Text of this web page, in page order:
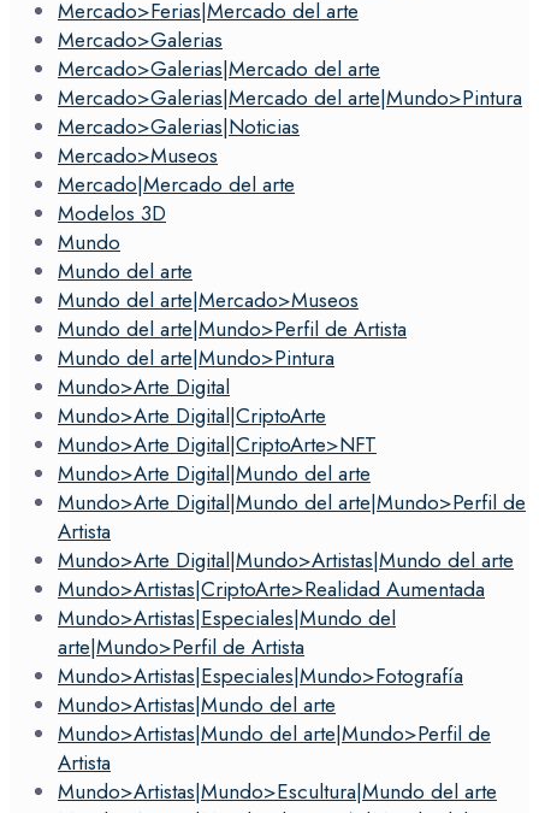
Mercado>Ferias|Mercado del arte
Mercado>Galerias
Mercado>Galerias|Mercado del arte
Mercado>Galerias|Mercado del arte|Mundo>Pintura
Mercado>Galerias|Noticias
Mercado>Museos
Mercado|Mercado del arte
Modelos 3D
Mundo
Mundo del arte
Mundo del arte|Mercado>Museos
Mundo del arte|Mundo>Perfil de Artista
Mundo del arte|Mundo>Pintura
Mundo>Arte Digital
Mundo>Arte Digital|CriptoArte
Mundo>Arte Digital|CriptoArte>NFT
Mundo>Arte Digital|Mundo del arte
Mundo>Arte Digital|Mundo del arte|Mundo>Perfil de
Artista
Mundo>Arte Digital|Mundo>Artistas|Mundo del arte
Mundo>Artistas|CriptoArte>Realidad Aumentada
Mundo>Artistas|Especiales|Mundo del
arte|Mundo>Perfil de Artista
Mundo>Artistas|Especiales|Mundo>Fotografía
Mundo>Artistas|Mundo del arte
Mundo>Artistas|Mundo del arte|Mundo>Perfil de
Artista
Mundo>Artistas|Mundo>Escultura|Mundo del arte